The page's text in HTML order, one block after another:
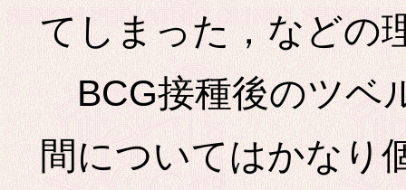
てしまった，などの
BCG接種後のツベ
間についてはかなり